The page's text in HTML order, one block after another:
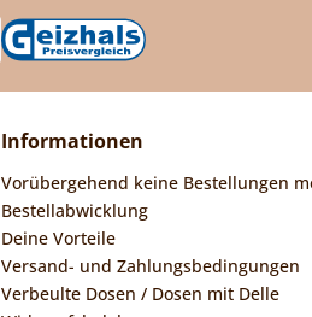
Informationen
Vorübergehend keine Bestellungen
Bestellabwicklung
Deine Vorteile
Versand- und Zahlungsbedingungen
Verbeulte Dosen / Dosen mit Delle